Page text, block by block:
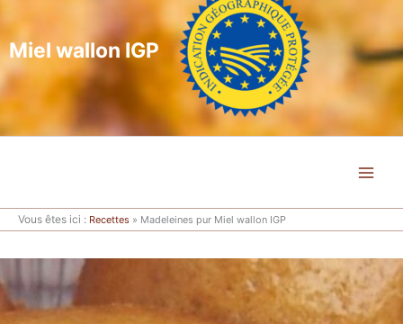
Miel wallon IGP
Vous êtes ici : Recettes » Madeleines pur Miel wallon IGP